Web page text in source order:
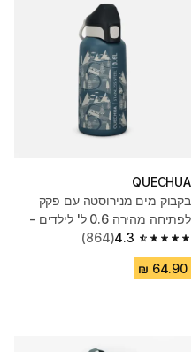
QUECHUA
בקבוק מים מנירוסטה עם פקק
לפתיחה מהירה 0.6 ל' לילדים -
Flask 500 - כחול4.3
4.3 out of 5 stars from 864 reviews
(864)